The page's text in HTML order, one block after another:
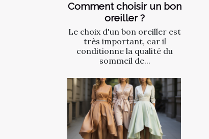
Comment choisir un bon
oreiller ?
Le choix d'un bon oreiller est
très important, car il
conditionne la qualité du
sommeil de...